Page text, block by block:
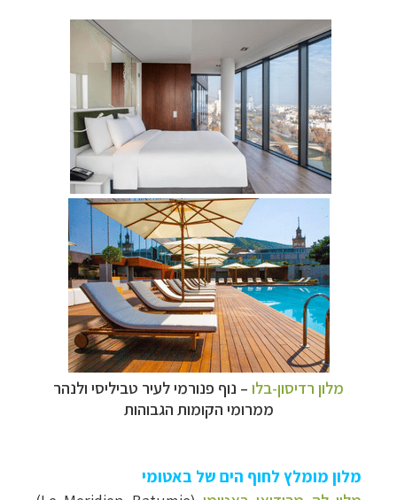
מלון רדיסון-בלו – נוף פנורמי לעיר טביליסי ולנהר
ממרומי הקומות הגבוהות
מלון מומלץ לחוף הים של באטומי